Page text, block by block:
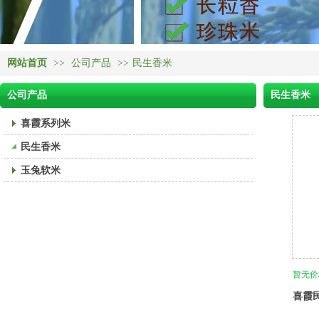
网站首页 >> 公司产品 >> 民生香米
公司产品
喜霞系列米
民生香米
玉兔软米
民生香米
暂无
喜霞